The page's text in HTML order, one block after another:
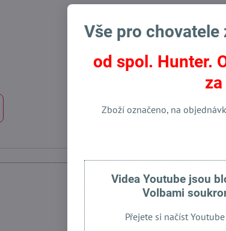
Facebook
Vše pro chovatele
od spol. Hunter.
Zboží označeno, na
Videa Youtube jsou
Volbami
Přejete si načíst